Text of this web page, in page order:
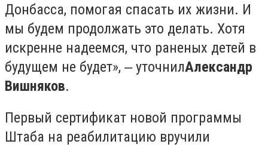
Донбасса, помогая спасать их жизни. И
мы будем продолжать это делать. Хотя
искренне надеемся, что раненых детей в
будущем не будет», ‒ уточнилАлександр
Вишняков.
Первый сертификат новой программы
Штаба на реабилитацию вручили